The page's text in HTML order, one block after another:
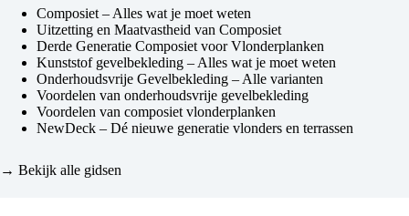
Composiet – Alles wat je moet weten
Uitzetting en Maatvastheid van Composiet
Derde Generatie Composiet voor Vlonderplanken
Kunststof gevelbekleding – Alles wat je moet weten
Onderhoudsvrije Gevelbekleding – Alle varianten
Voordelen van onderhoudsvrije gevelbekleding
Voordelen van composiet vlonderplanken
NewDeck – Dé nieuwe generatie vlonders en terrassen
→ Bekijk alle gidsen